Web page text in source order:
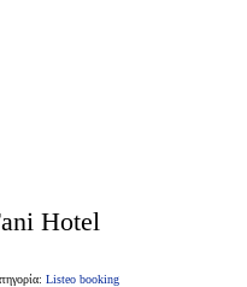
Hotel
Listeo booking